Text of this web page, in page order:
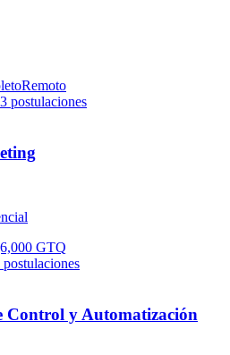
Remoto
postulaciones
GTQ
postulaciones
Control y Automatización